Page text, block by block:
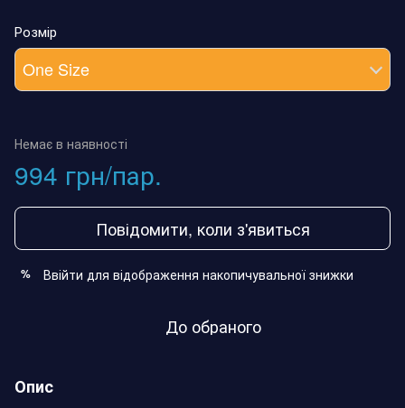
Розмір
One Size
Немає в наявності
994 грн/пар.
Повідомити, коли з'явиться
% Ввійти для відображення накопичувальної знижки
До обраного
Опис